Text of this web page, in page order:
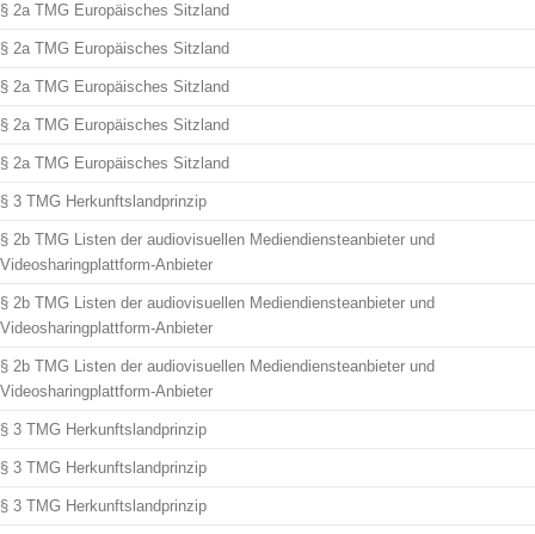
§ 2a TMG Europäisches Sitzland
§ 2a TMG Europäisches Sitzland
§ 2a TMG Europäisches Sitzland
§ 2a TMG Europäisches Sitzland
§ 2a TMG Europäisches Sitzland
§ 3 TMG Herkunftslandprinzip
§ 2b TMG Listen der audiovisuellen Mediendiensteanbieter und
Videosharingplattform-Anbieter
§ 2b TMG Listen der audiovisuellen Mediendiensteanbieter und
Videosharingplattform-Anbieter
§ 2b TMG Listen der audiovisuellen Mediendiensteanbieter und
Videosharingplattform-Anbieter
§ 3 TMG Herkunftslandprinzip
§ 3 TMG Herkunftslandprinzip
§ 3 TMG Herkunftslandprinzip